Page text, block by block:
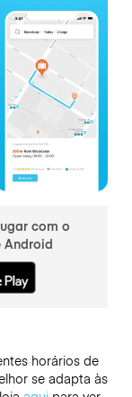
com o
horários de
se adapta às